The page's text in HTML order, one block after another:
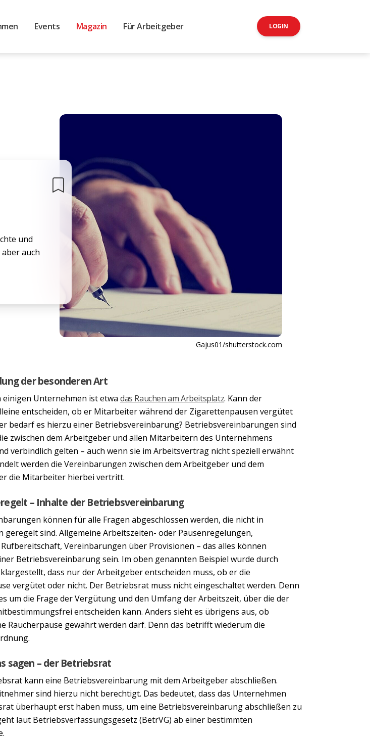
Events Magazin Für Arbeitgeber LOGIN
und
auch
Gajus01/shutterstock.com
der besonderen Art
Unternehmen ist etwa das Rauchen am Arbeitsplatz. Kann der
entscheiden, ob er Mitarbeiter während der Zigarettenpausen vergütet
bedarf es hierzu einer Betriebsvereinbarung? Betriebsvereinbarungen sind
zwischen dem Arbeitgeber und allen Mitarbeitern des Unternehmens
verbindlich gelten – auch wenn sie im Arbeitsvertrag nicht speziell erwähnt
werden die Vereinbarungen zwischen dem Arbeitgeber und dem
die Mitarbeiter hierbei vertritt.
– Inhalte der Betriebsvereinbarung
können für alle Fragen abgeschlossen werden, die nicht in
geregelt sind. Allgemeine Arbeitszeiten- oder Pausenregelungen,
Rufbereitschaft, Vereinbarungen über Provisionen – das alles können
Betriebsvereinbarung sein. Im oben genannten Beispiel wurde durch
dass nur der Arbeitgeber entscheiden muss, ob er die
vergütet oder nicht. Der Betriebsrat muss nicht eingeschaltet werden. Denn
um die Frage der Vergütung und den Umfang der Arbeitszeit, über die der
entscheiden kann. Anders sieht es übrigens aus, ob
Raucherpause gewährt werden darf. Denn das betrifft wiederum die
sagen – der Betriebsrat
kann eine Betriebsvereinbarung mit dem Arbeitgeber abschließen.
sind hierzu nicht berechtigt. Das bedeutet, dass das Unternehmen
überhaupt erst haben muss, um eine Betriebsvereinbarung abschließen zu
laut Betriebsverfassungsgesetz (BetrVG) ab einer bestimmten